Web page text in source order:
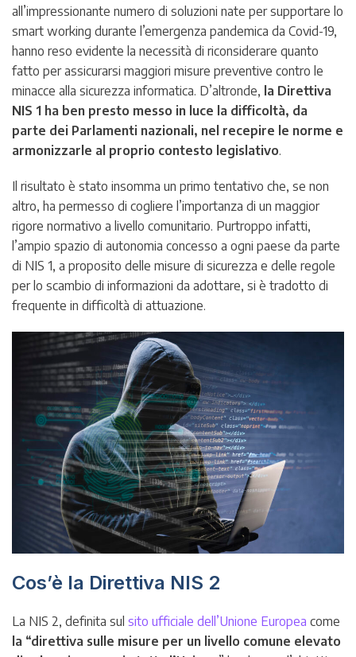
all’impressionante numero di soluzioni nate per supportare lo
smart working durante l’emergenza pandemica da Covid-19,
hanno reso evidente la necessità di riconsiderare quanto
fatto per assicurarsi maggiori misure preventive contro le
minacce alla sicurezza informatica. D’altronde, la Direttiva
NIS 1 ha ben presto messo in luce la difficoltà, da
parte dei Parlamenti nazionali, nel recepire le norme e
armonizzarle al proprio contesto legislativo.
Il risultato è stato insomma un primo tentativo che, se non
altro, ha permesso di cogliere l’importanza di un maggior
rigore normativo a livello comunitario. Purtroppo infatti,
l’ampio spazio di autonomia concesso a ogni paese da parte
di NIS 1, a proposito delle misure di sicurezza e delle regole
per lo scambio di informazioni da adottare, si è tradotto di
frequente in difficoltà di attuazione.
Cos’è la Direttiva NIS 2
La NIS 2, definita sul sito ufficiale dell’Unione Europea come
la “direttiva sulle misure per un livello comune elevato